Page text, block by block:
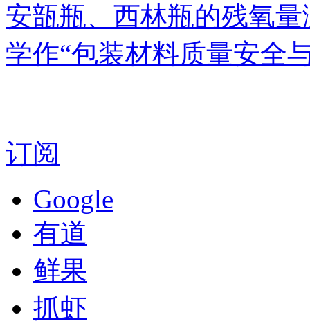
安瓿瓶、西林瓶的残氧
学作“包装材料质量安全
订阅
Google
有道
鲜果
抓虾